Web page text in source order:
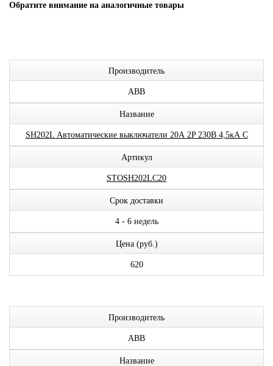
Обратите внимание на аналогичные товары
Производитель
ABB
Название
SH202L Автоматические выключатели 20А 2P 230В 4,5кА C
Артикул
STOSH202LC20
Срок доставки
4 - 6 недель
Цена (руб.)
620
Производитель
ABB
Название